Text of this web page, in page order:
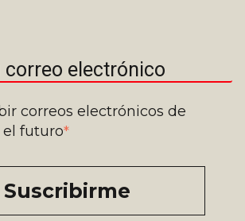
correos electrónicos de
futuro*